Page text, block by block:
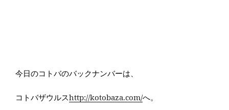
今日のコトバのバックナンバーは、
コトバザウルスhttp://kotobaza.com/へ。